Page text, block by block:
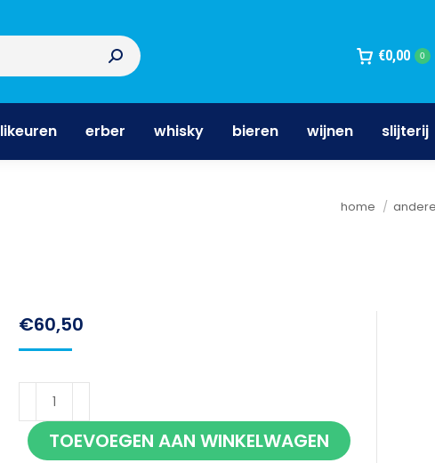
€0,00 0
likeuren erber whisky bieren wijnen slijterij
Je bent hier:
home
€60,50
Patron
Anejo
70cl
TOEVOEGEN AAN WINKELWAGEN